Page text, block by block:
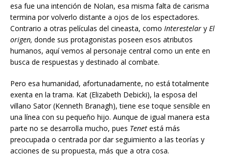
esa fue una intención de Nolan, esa misma falta de carisma
termina por volverlo distante a ojos de los espectadores.
Contrario a otras películas del cineasta, como Interestelar y El
origen, donde sus protagonistas poseen esos atributos
humanos, aquí vemos al personaje central como un ente en
busca de respuestas y destinado al combate.
Pero esa humanidad, afortunadamente, no está totalmente
exenta en la trama. Kat (Elizabeth Debicki), la esposa del
villano Sator (Kenneth Branagh), tiene ese toque sensible en
una línea con su pequeño hijo. Aunque de igual manera esta
parte no se desarrolla mucho, pues Tenet está más
preocupada o centrada por dar seguimiento a las teorías y
acciones de su propuesta, más que a otra cosa.